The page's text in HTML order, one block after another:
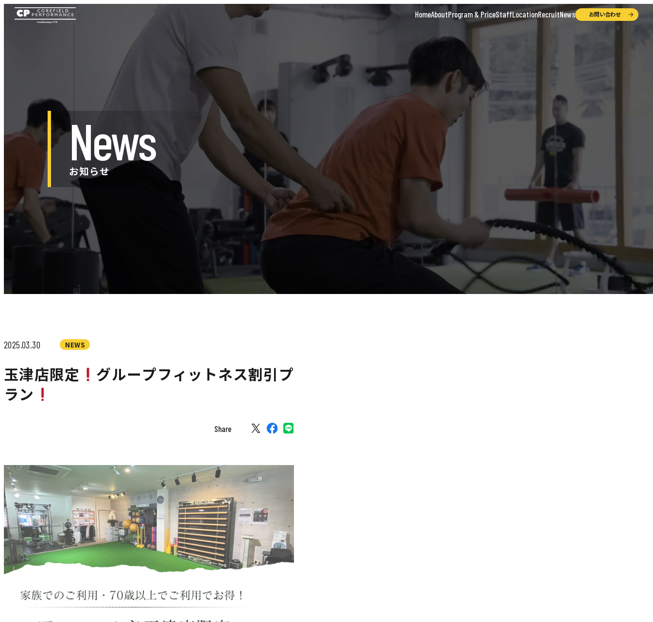
HomeAboutProgram & PriceStaffLocationRecruitNews お問い合わせ
News
お知らせ
2025.03.30 NEWS
玉津店限定
グループフィットネス割引プ
ラン
Share